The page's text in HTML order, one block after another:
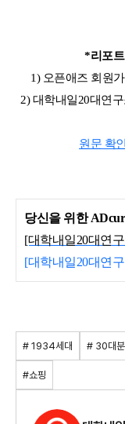
*리포
1) 오픈애즈 회원
2) 대학내일20대연
원문 확
당신을 위한
[대학내일20대연구
[대학내일20대연
# 1934세대 # 30대
#쇼핑